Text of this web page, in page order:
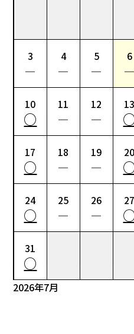
3
－
4
－
5
－
6
－
10
○
11
－
12
－
13
17
○
18
－
19
－
20
24
○
25
－
26
－
27
31
○
2026年7月